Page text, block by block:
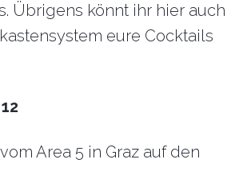
Übrigens könnt ihr hier auch
eure Cocktails